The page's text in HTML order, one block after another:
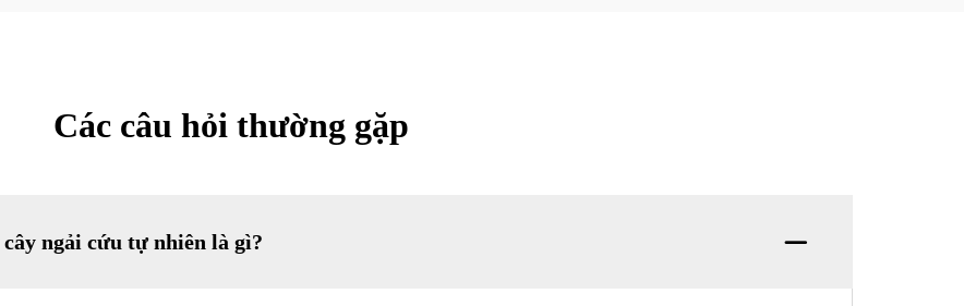
Các câu hỏi thường gặp
ngải cứu tự nhiên là gì?